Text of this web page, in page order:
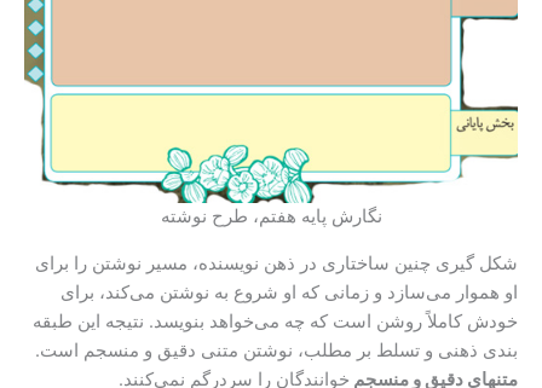
نگارش پایه هفتم، طرح نوشته
شکل گیری چنین ساختاری در ذهن نویسنده، مسیر نوشتن را برای
او هموار می‌سازد و زمانی که او شروع به نوشتن می‌کند، برای
خودش کاملاً روشن است که چه می‌خواهد بنویسد. نتیجه این طبقه
بندی ذهنی و تسلط بر مطلب، نوشتن متنی دقیق و منسجم است.
متنهای دقیق و منسجم خوانندگان را سردرگم نمی‌کنند.